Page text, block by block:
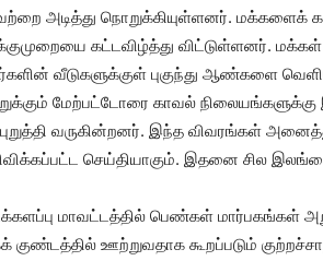
அடித்து நொறுக்கியுள்ளனர். மக்களைக்
கட்டவிழ்த்து விட்டுள்ளனர்.
வீடுகளுக்குள் புகுந்து ஆண்களை
மேற்பட்டோரை காவல்
வருகின்றனர். இந்த விவரங்கள்
செய்தியாகும். இதனை சில‌
மாவட்டத்தில் பெண்கள் மார்பகங்கள்
குண்டத்தில் ஊற்றுவதாக கூறப்படும்